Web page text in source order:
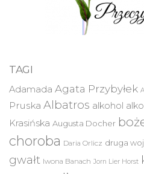
TAGI
Adamada Agata Przybyłek
Pruska Albatros alkohol
Krasińska Augusta Docher
choroba Daria Orlicz druga
gwałt Iwona Banach Jorn Lier Horst